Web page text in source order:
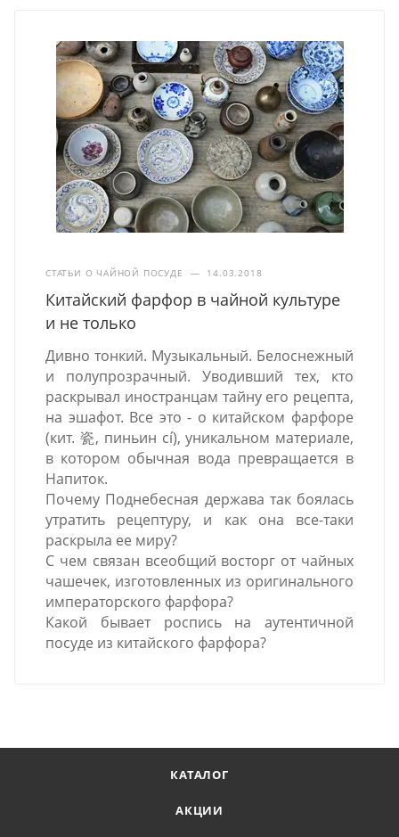
СТАТЬИ О ЧАЙНОЙ ПОСУДЕ — 14.03.2018
Китайский фарфор в чайной культуре
и не только
Дивно тонкий. Музыкальный. Белоснежный
и полупрозрачный. Уводивший тех, кто
раскрывал иностранцам тайну его рецепта,
на эшафот. Все это - о китайском фарфоре
(кит. 瓷, пиньин cí), уникальном материале,
в котором обычная вода превращается в
Напиток.
Почему Поднебесная держава так боялась
утратить рецептуру, и как она все-таки
раскрыла ее миру?
С чем связан всеобщий восторг от чайных
чашечек, изготовленных из оригинального
императорского фарфора?
Какой бывает роспись на аутентичной
посуде из китайского фарфора?
КАТАЛОГ
АКЦИИ